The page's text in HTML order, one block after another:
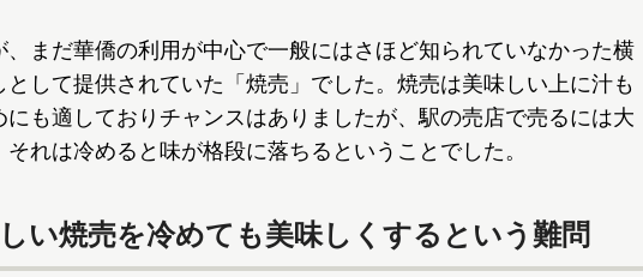
まだ華僑の利用が中心で一般にはさほど知られていなかった横
して提供されていた「焼売」でした。焼売は美味しい上に汁も
も適しておりチャンスはありましたが、駅の売店で売るには大
れは冷めると味が格段に落ちるということでした。
い焼売を冷めても美味しくするという難問